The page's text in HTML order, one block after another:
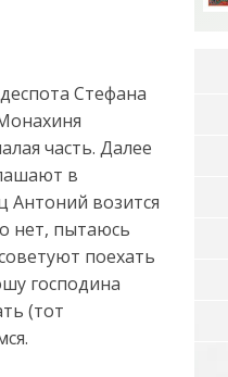
Стефана
часть. Далее
в
возится
нет, пытаюсь
поехать
господина
(тот